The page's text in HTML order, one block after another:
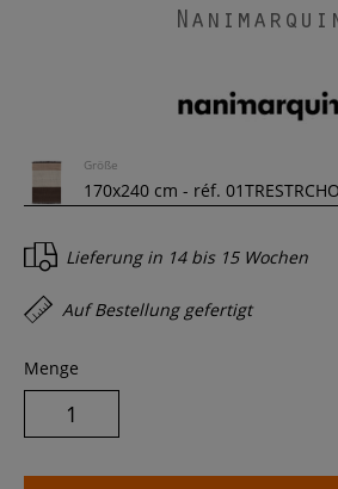
Größe
Lieferung in 14 bis 15 Wochen
Auf Bestellung gefertigt
Menge